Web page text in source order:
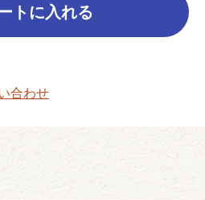
トに入れる
合わせ